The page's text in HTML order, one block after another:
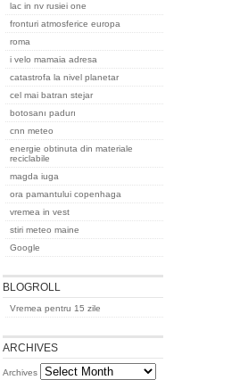
lac in nv rusiei one
fronturi atmosferice europa
roma
i velo mamaia adresa
catastrofa la nivel planetar
cel mai batran stejar
botosanı padurı
cnn meteo
energie obtinuta din materiale
reciclabile
magda iuga
ora pamantului copenhaga
vremea in vest
stiri meteo maine
Google
BLOGROLL
Vremea pentru 15 zile
ARCHIVES
Archives